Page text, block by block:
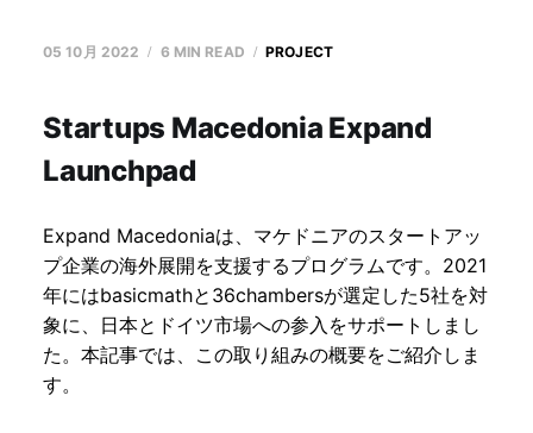
Startups Macedonia Expand
Launchpad
05 10月 2022 6 MIN READ PROJECT
Expand Macedoniaは、マケドニアのスタートアッ
プ企業の海外展開を支援するプログラムです。2021
年にはbasicmathと36chambersが選定した5社を対
象に、日本とドイツ市場への参入をサポートしまし
た。本記事では、この取り組みの概要をご紹介しま
す。